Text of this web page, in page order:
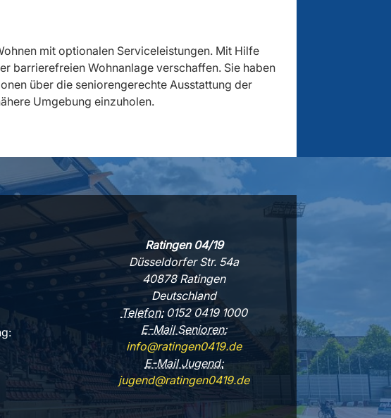
mit optionalen Serviceleistungen. Mit Hilfe
barrierefreien Wohnanlage verschaffen. Sie haben
über die seniorengerechte Ausstattung der
Umgebung einzuholen.
Ratingen 04/19
Düsseldorfer Str. 54a
40878 Ratingen
Deutschland
Telefon:0152 0419 1000
E-Mail Senioren:
info@ratingen0419.de
E-Mail Jugend:
jugend@ratingen0419.de